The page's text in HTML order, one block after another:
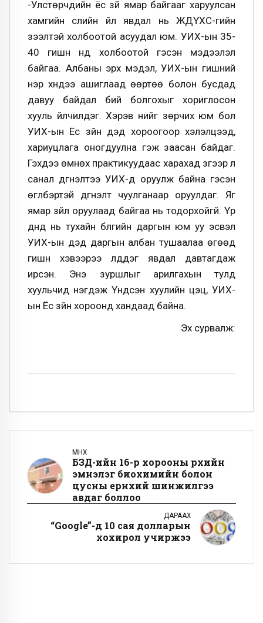
-Улстөрчдийн ёс зүй ямар байгааг харуулсан
хамгийн сүүлийн үйл явдал нь ЖДҮХС-гийн
зээлтэй холбоотой асуудал юм. УИХ-ын 35-
40 гишүүн үүнд холбоотой гэсэн мэдээлэл
байгаа. Албаны эрх мэдэл, УИХ-ын гишүүний
нэр хүндээ ашиглаад өөртөө болон бусдад
давуу байдал бий болгохыг хориглосон
хууль үйлчилдэг. Хэрэв үүнийг зөрчих юм бол
УИХ-ын Ёс зүйн дэд хороогоор хэлэлцээд,
хариуцлага оногдуулна гэж заасан байдаг.
Гэхдээ өмнөх практикуудаас харахад зүгээр л
санал дүгнэлтээ УИХ-д оруулж байна гэсэн
өгүүлбэртэй дүгнэлт чуулганаар оруулдаг. Яг
ямар зүйл оруулаад байгаа нь тодорхойгүй. Үр
дүнд нь тухайн бүлгийн даргын юм уу эсвэл
УИХ-ын дэд даргын албан тушаалаа өгөөд
гишүүн хэвээрээ үлддэг явдал давтагдаж
ирсэн. Энэ зуршлыг арилгахын тулд
хуульчид нэгдэж Үндсэн хуулийн цэц, УИХ-
ын Ёс зүйн хороонд хандаад байна.
Эх сурвалж:
ӨМНӨХ
БЗД-ийн 16-р хорооны өрхийн
эмнэлэг биохимийн болон
цусны ерөнхий шинжилгээ
авдаг боллоо
ДАРААХ
“Google”-д 10 сая долларын
хохирол учиржээ